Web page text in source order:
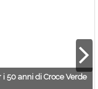
50 anni di Croce Verde